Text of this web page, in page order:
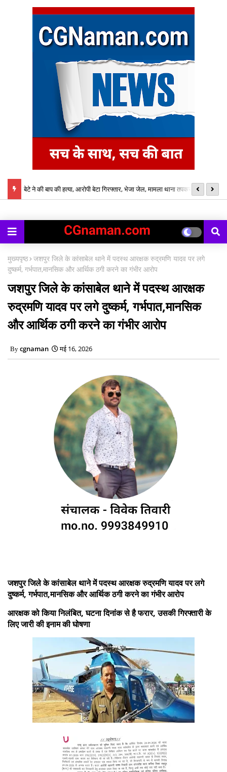
बेटे ने की बाप की हत्या, आरोपी बेटा गिरफ्तार, भेजा जेल, मामला थाना तपकरा अन्तर्गत
मुख्यपृष्ठ जशपुर जिले के कांसाबेल थाने में पदस्थ आरक्षक रुद्रमणि यादव पर लगे
दुष्कर्म, गर्भपात,मानसिक और आर्थिक ठगी करने का गंभीर आरोप
जशपुर जिले के कांसाबेल थाने में पदस्थ आरक्षक
रुद्रमणि यादव पर लगे दुष्कर्म, गर्भपात,मानसिक
और आर्थिक ठगी करने का गंभीर आरोप
cgnaman मई 16, 2026
जशपुर जिले के कांसाबेल थाने में पदस्थ आरक्षक रुद्रमणि यादव पर लगे
दुष्कर्म, गर्भपात,मानसिक और आर्थिक ठगी करने का गंभीर आरोप
आरक्षक को किया निलंबित, घटना दिनांक से है फरार, उसकी गिरफ्तारी के
लिए जारी की इनाम की घोषणा